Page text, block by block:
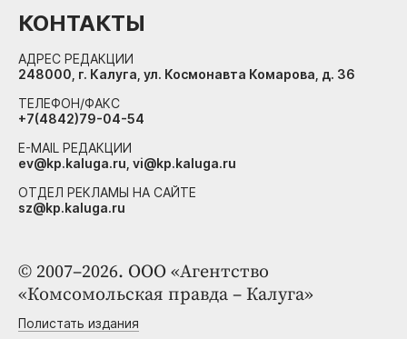
© 2007–2026. ООО «Агентство
«Комсомольская правда – Калуга»
Полистать издания
КОНТАКТЫ
АДРЕС РЕДАКЦИИ
248000, г. Калуга, ул. Космонавта Комарова, д. 36
ТЕЛЕФОН/ФАКС
+7(4842)79-04-54
E-MAIL РЕДАКЦИИ
ev@kp.kaluga.ru, vi@kp.kaluga.ru
ОТДЕЛ РЕКЛАМЫ НА САЙТЕ
sz@kp.kaluga.ru